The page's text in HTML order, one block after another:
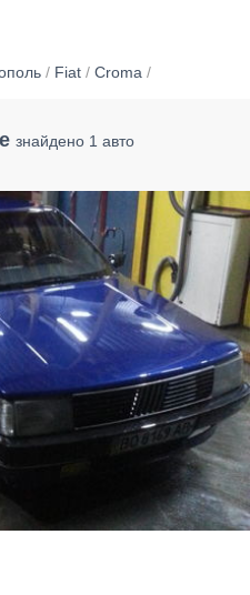
/ Fiat / Croma /
знайдено 1 авто